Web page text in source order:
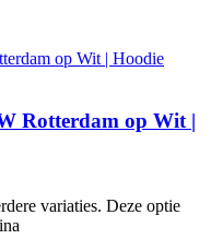
Rotterdam op Wit |
variaties. Deze optie